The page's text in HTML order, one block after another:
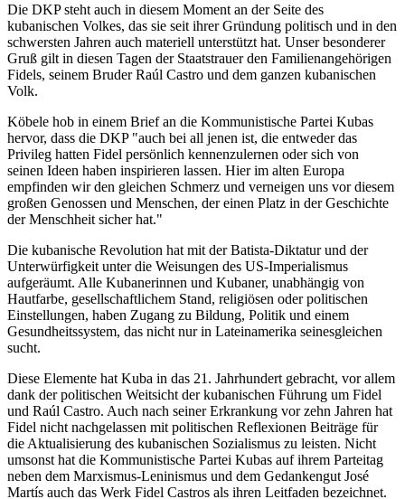
Die DKP steht auch in diesem Moment an der Seite des
kubanischen Volkes, das sie seit ihrer Gründung politisch und in den
schwersten Jahren auch materiell unterstützt hat. Unser besonderer
Gruß gilt in diesen Tagen der Staatstrauer den Familienangehörigen
Fidels, seinem Bruder Raúl Castro und dem ganzen kubanischen
Volk.
Köbele hob in einem Brief an die Kommunistische Partei Kubas
hervor, dass die DKP "auch bei all jenen ist, die entweder das
Privileg hatten Fidel persönlich kennenzulernen oder sich von
seinen Ideen haben inspirieren lassen. Hier im alten Europa
empfinden wir den gleichen Schmerz und verneigen uns vor diesem
großen Genossen und Menschen, der einen Platz in der Geschichte
der Menschheit sicher hat."
Die kubanische Revolution hat mit der Batista-Diktatur und der
Unterwürfigkeit unter die Weisungen des US-Imperialismus
aufgeräumt. Alle Kubanerinnen und Kubaner, unabhängig von
Hautfarbe, gesellschaftlichem Stand, religiösen oder politischen
Einstellungen, haben Zugang zu Bildung, Politik und einem
Gesundheitssystem, das nicht nur in Lateinamerika seinesgleichen
sucht.
Diese Elemente hat Kuba in das 21. Jahrhundert gebracht, vor allem
dank der politischen Weitsicht der kubanischen Führung um Fidel
und Raúl Castro. Auch nach seiner Erkrankung vor zehn Jahren hat
Fidel nicht nachgelassen mit politischen Reflexionen Beiträge für
die Aktualisierung des kubanischen Sozialismus zu leisten. Nicht
umsonst hat die Kommunistische Partei Kubas auf ihrem Parteitag
neben dem Marxismus-Leninismus und dem Gedankengut José
Martís auch das Werk Fidel Castros als ihren Leitfaden bezeichnet.